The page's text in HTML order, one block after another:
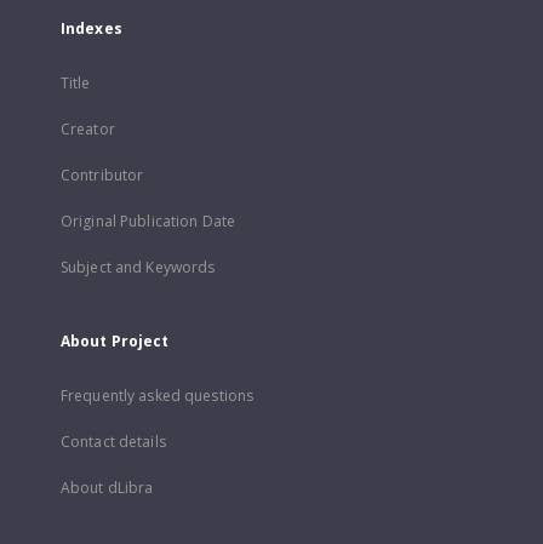
Indexes
Title
Creator
Contributor
Original Publication Date
Subject and Keywords
About Project
Frequently asked questions
Contact details
About dLibra